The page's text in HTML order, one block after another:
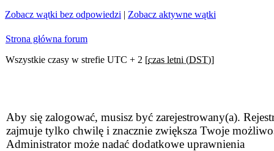
Zobacz wątki bez odpowiedzi | Zobacz aktywne wątki
Strona główna forum
Wszystkie czasy w strefie UTC + 2 [czas letni (DST)]
Aby się zalogować, musisz być zarejestrowany(a).
zajmuje tylko chwilę i znacznie zwiększa Twoje
Administrator może nadać dodatkowe uprawnienia